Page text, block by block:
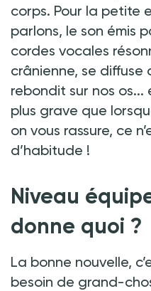
corps. Pour la petite
parlons, le son émis
cordes vocales
crânienne, se
rebondit sur nos
plus grave que
on vous rassure, ce
d’habitude !
Niveau
donne quoi ?
La bonne nouvelle,
besoin de grand-